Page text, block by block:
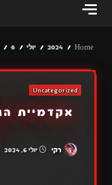
Home
2024 יולי 6
Uncategorized
רקי יולי 6, 2024